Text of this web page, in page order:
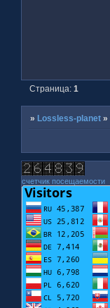
Страница:1
»Lossless-planet »
счетчик посещаемости